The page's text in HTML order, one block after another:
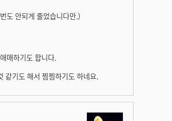
도 안되게 줄었습니다만.)
매하기도 합니다.
같기도 해서 찜찜하기도 하네요.